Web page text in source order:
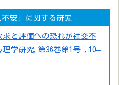
不安」に関する研究
求と評価への恐れが社交不
理学研究,第36巻第1号 ,10–